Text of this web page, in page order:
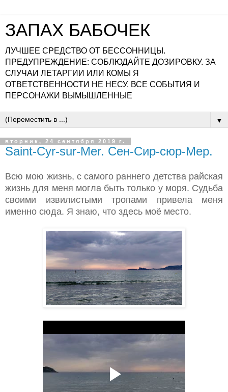
ЗАПАХ БАБОЧЕК
ЛУЧШЕЕ СРЕДСТВО ОТ БЕССОННИЦЫ.
ПРЕДУПРЕЖДЕНИЕ: СОБЛЮДАЙТЕ ДОЗИРОВКУ. ЗА
СЛУЧАИ ЛЕТАРГИИ ИЛИ КОМЫ Я
ОТВЕТСТВЕННОСТИ НЕ НЕСУ. ВСЕ СОБЫТИЯ И
ПЕРСОНАЖИ ВЫМЫШЛЕННЫЕ
▼
вторник, 24 сентября 2019 г.
Saint-Cyr-sur-Mer. Сен-Сир-сюр-Мер.
Всю мою жизнь, с самого раннего детства райская
жизнь для меня могла быть только у моря. Судьба
своими извилистыми тропами привела меня
именно сюда. Я знаю, что здесь моё место.